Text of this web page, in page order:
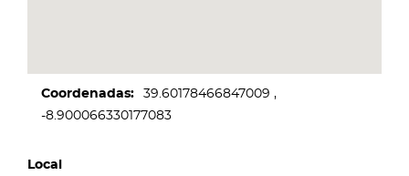
Coordenadas
39.60178466847009
-8.900066330177083
Local